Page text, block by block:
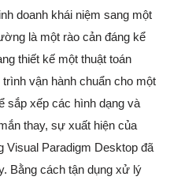
doanh khái niệm sang một
là một rào cản đáng kể
thiết kế một thuật toán
vận hành chuẩn cho một
sắp xếp các hình dạng và
thay, sự xuất hiện của
Visual Paradigm Desktop đã
Bằng cách tận dụng xử lý